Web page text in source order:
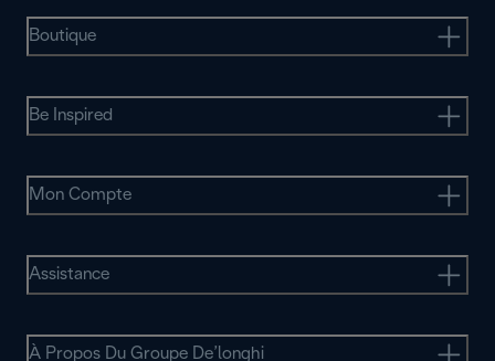
Boutique
Be Inspired
Mon Compte
Assistance
À Propos Du Groupe De’longhi